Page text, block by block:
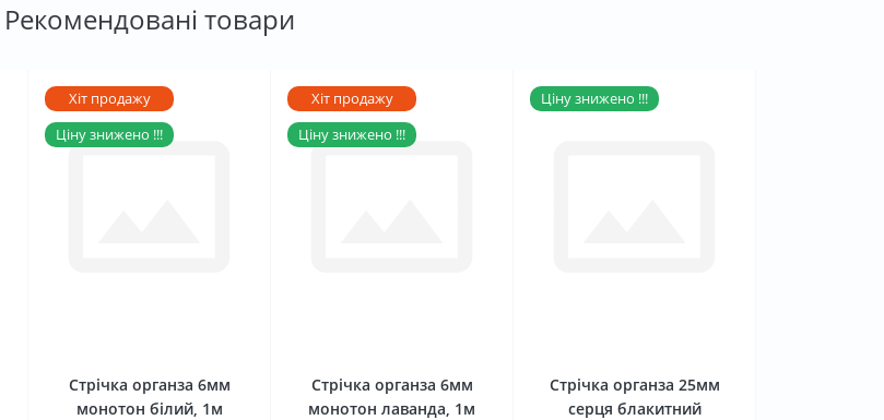
Рекомендовані товари
Хіт продажу
Ціну знижено !!!
Стрічка органза 6мм
монотон білий, 1м
Хіт продажу
Ціну знижено !!!
Стрічка органза 6мм
монотон лаванда, 1м
Ціну знижено !!!
Стрічка органза 25мм
серця блакитний